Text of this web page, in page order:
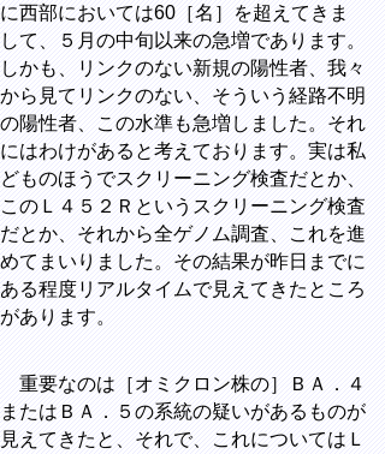
に西部においては60 ［名］を超えてきま
して、５月の中旬以来の急増であります。
しかも、リンクのない新規の陽性者、我々
から見てリンクのない、そういう経路不明
の陽性者、この水準も急増しました。それ
にはわけがあると考えております。実は私
どものほうでスクリーニング検査だとか、
このＬ４５２Ｒというスクリーニング検査
だとか、それから全ゲノム調査、これを進
めてまいりました。その結果が昨日までに
ある程度リアルタイムで見えてきたところ
があります。
重要なのは［オミクロン株の］ＢＡ．４
またはＢＡ．５の系統の疑いがあるものが
見えてきたと、それで、これについてはＬ